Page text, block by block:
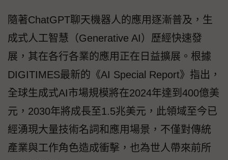
隨著ChatGPT聊天機器人的應用逐漸普及，生
成式人工智慧（Generative AI）歷經快速發
展，其在各行各業的應用正在日益擴展。根據
DIGITIMES最新的《AI Special Report》指出，
全球生成式AI市場規模將在2024年達到400億美
元，2030年將成長至1.5兆美元，此領域至今已
經湧現大量技術名詞和應用場景，不僅對傳統
產業與工作角色造成衝擊，也為世人帶來前所